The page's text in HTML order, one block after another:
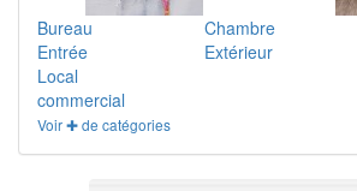
Bureau Chambre
Entrée
Extérieur
Local
commercial
Voir ✚ de catégories